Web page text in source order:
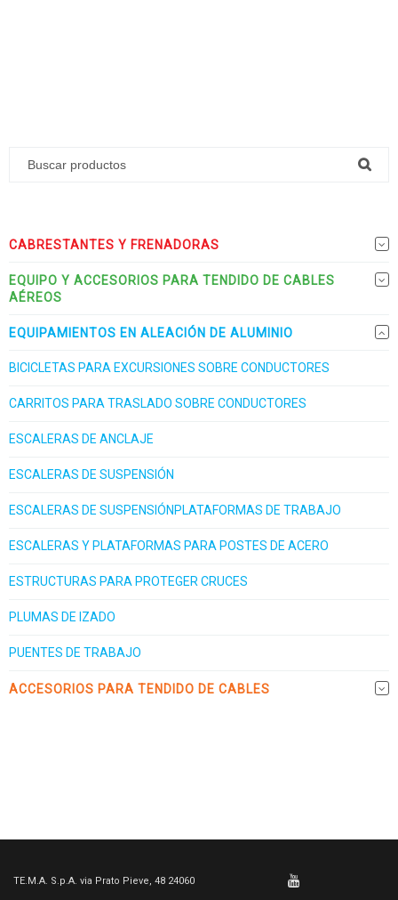
CABRESTANTES Y FRENADORAS
EQUIPO Y ACCESORIOS PARA TENDIDO DE CABLES
AÉREOS
EQUIPAMIENTOS EN ALEACIÓN DE ALUMINIO
BICICLETAS PARA EXCURSIONES SOBRE CONDUCTORES
CARRITOS PARA TRASLADO SOBRE CONDUCTORES
ESCALERAS DE ANCLAJE
ESCALERAS DE SUSPENSIÓN
ESCALERAS DE SUSPENSIÓNPLATAFORMAS DE TRABAJO
ESCALERAS Y PLATAFORMAS PARA POSTES DE ACERO
ESTRUCTURAS PARA PROTEGER CRUCES
PLUMAS DE IZADO
PUENTES DE TRABAJO
ACCESORIOS PARA TENDIDO DE CABLES
TE.M.A. S.p.A. via Prato Pieve, 48 24060